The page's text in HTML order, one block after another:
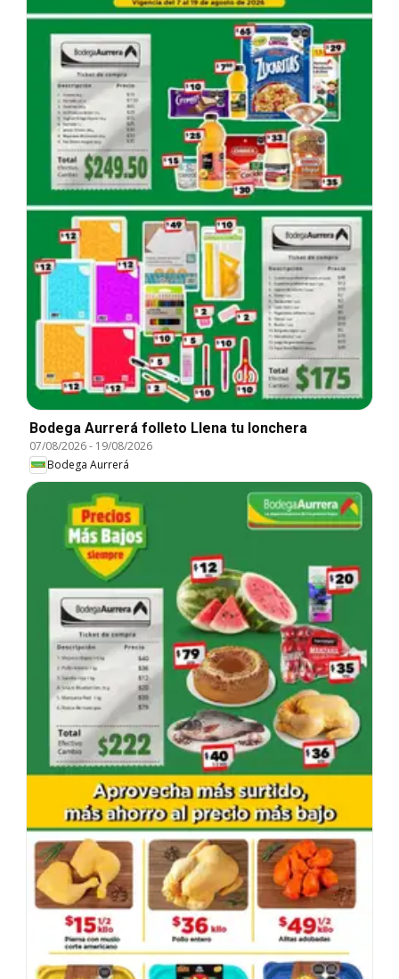
Bodega Aurrerá folleto Llena tu lonchera
07/08/2026- 19/08/2026
Bodega Aurrerá